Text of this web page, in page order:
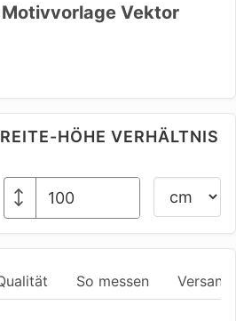
Vektor
HÖHE VERHÄLTNIS
So messen